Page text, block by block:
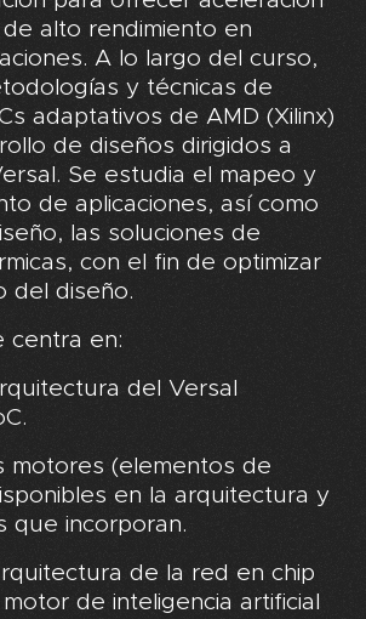
alto rendimiento en
A lo largo del curso,
y técnicas de
adaptativos de AMD (Xilinx)
de diseños dirigidos a
Se estudia el mapeo y
de aplicaciones, así como
las soluciones de
con el fin de optimizar
del diseño.
centra en:
del Versal
motores (elementos de
en la arquitectura y
que incorporan.
de la red en chip
de inteligencia artificial